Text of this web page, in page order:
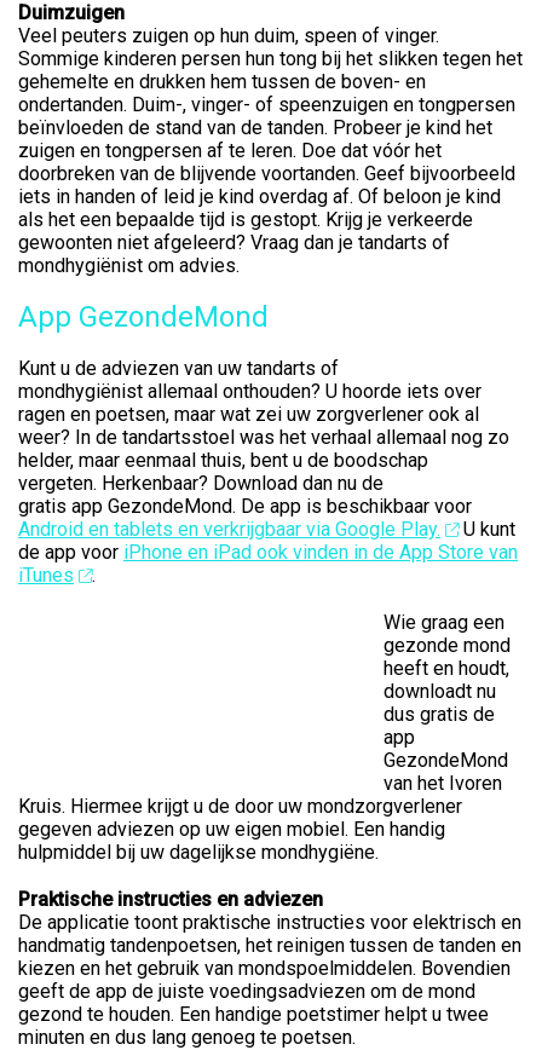
Duimzuigen
Veel peuters zuigen op hun duim, speen of vinger.
Sommige kinderen persen hun tong bij het slikken tegen het
gehemelte en drukken hem tussen de boven- en
ondertanden. Duim-, vinger- of speenzuigen en tongpersen
beïnvloeden de stand van de tanden. Probeer je kind het
zuigen en tongpersen af te leren. Doe dat vóór het
doorbreken van de blijvende voortanden. Geef bijvoorbeeld
iets in handen of leid je kind overdag af. Of beloon je kind
als het een bepaalde tijd is gestopt. Krijg je verkeerde
gewoonten niet afgeleerd? Vraag dan je tandarts of
mondhygiënist om advies.
App GezondeMond
Kunt u de adviezen van uw tandarts of
mondhygiënist allemaal onthouden? U hoorde iets over
ragen en poetsen, maar wat zei uw zorgverlener ook al
weer? In de tandartsstoel was het verhaal allemaal nog zo
helder, maar eenmaal thuis, bent u de boodschap
vergeten. Herkenbaar? Download dan nu de
gratis app GezondeMond. De app is beschikbaar voor
Android en tablets en verkrijgbaar via Google Play.
U kunt
de app voor iPhone en iPad ook vinden in de App Store van
iTunes
.
Wie graag een
gezonde mond
heeft en houdt,
downloadt nu
dus gratis de
app
GezondeMond
van het Ivoren
Kruis. Hiermee krijgt u de door uw mondzorgverlener
gegeven adviezen op uw eigen mobiel. Een handig
hulpmiddel bij uw dagelijkse mondhygiëne.
Praktische instructies en adviezen
De applicatie toont praktische instructies voor elektrisch en
handmatig tandenpoetsen, het reinigen tussen de tanden en
kiezen en het gebruik van mondspoelmiddelen. Bovendien
geeft de app de juiste voedingsadviezen om de mond
gezond te houden. Een handige poetstimer helpt u twee
minuten en dus lang genoeg te poetsen.